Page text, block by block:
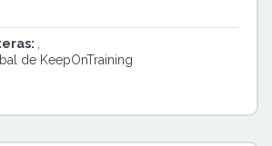
de KeepOnTraining